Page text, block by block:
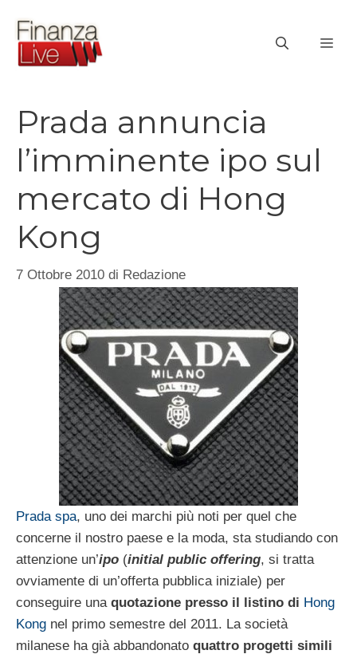
contenuto
Prada annuncia
l’imminente ipo sul
mercato di Hong
Kong
7 Ottobre 2010 di Redazione
Prada spa, uno dei marchi più noti per quel che
concerne il nostro paese e la moda, sta studiando con
attenzione un’ipo (initial public offering, si tratta
ovviamente di un’offerta pubblica iniziale) per
conseguire una quotazione presso il listino di Hong
Kong nel primo semestre del 2011. La società
milanese ha già abbandonato quattro progetti simili